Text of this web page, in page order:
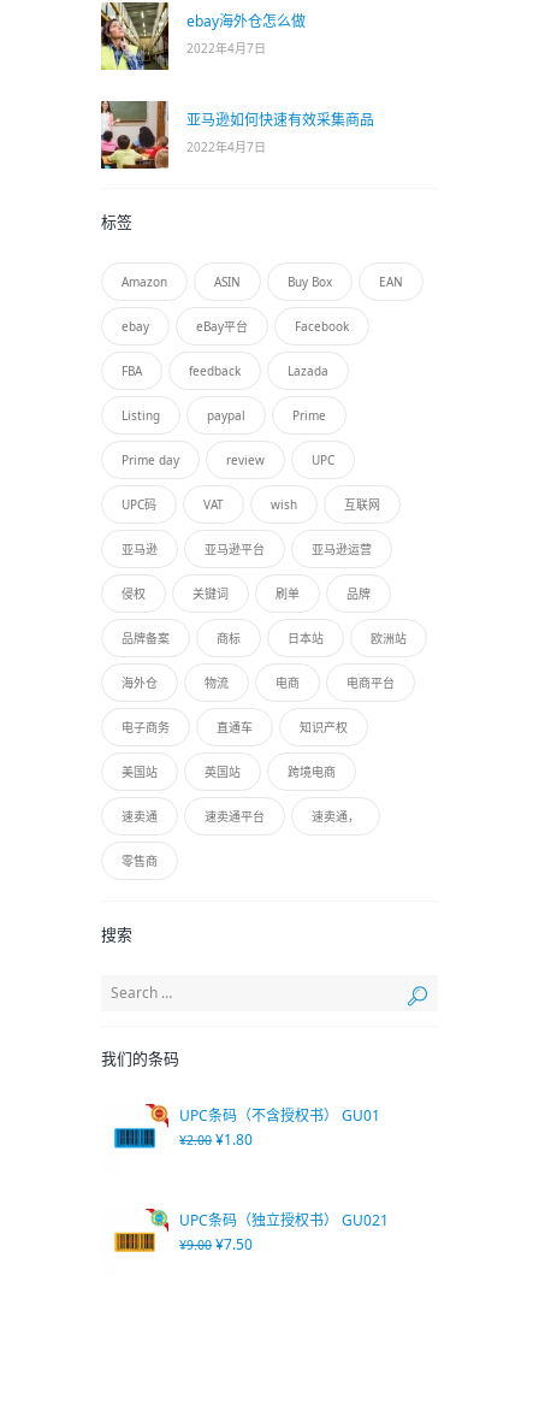
ebay海外仓怎么做
2022年4月7日
亚马逊如何快速有效采集商品
2022年4月7日
标签
Amazon ASIN Buy Box EAN
ebay eBay平台 Facebook
FBA feedback Lazada
Listing paypal Prime
Prime day review UPC
UPC码 VAT wish 互联网
亚马逊 亚马逊平台 亚马逊运营
侵权 关键词 刷单 品牌
品牌备案 商标 日本站 欧洲站
海外仓 物流 电商 电商平台
电子商务 直通车 知识产权
美国站 英国站 跨境电商
速卖通 速卖通平台 速卖通，
零售商
搜索
我们的条码
UPC条码（不含授权书） GU01
¥2.00 ¥1.80
UPC条码（独立授权书） GU021
¥9.00 ¥7.50